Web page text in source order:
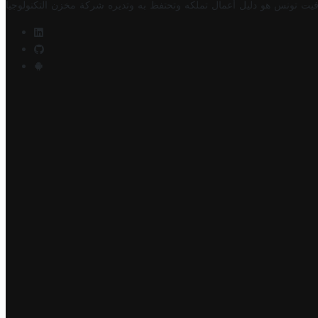
تونس هو دليل أعمال تملكه وتحتفظ به وتديره شركة مخزن التكنولوجيا